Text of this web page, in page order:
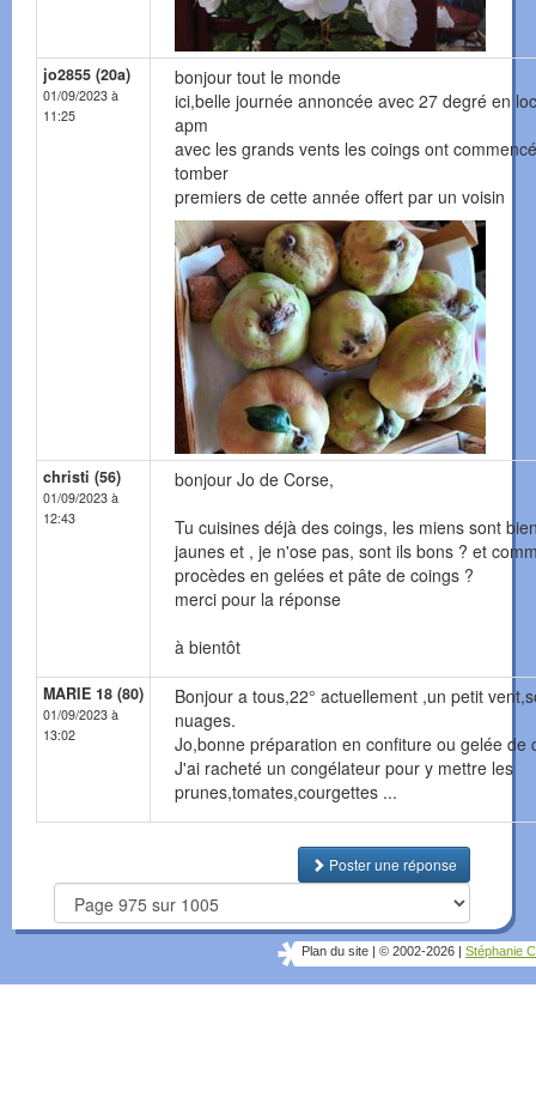
jo2855 (20a)
01/09/2023 à
11:25
bonjour tout le monde
ici,belle journée annoncée avec 27 degré en
apm
avec les grands vents les coings ont
tomber
premiers de cette année offert par un voisin
christi (56)
01/09/2023 à
12:43
bonjour Jo de Corse,
Tu cuisines déjà des coings, les miens sont
jaunes et , je n'ose pas, sont ils bons ? et
procèdes en gelées et pâte de coings ?
merci pour la réponse
à bientôt
MARIE 18 (80)
01/09/2023 à
13:02
Bonjour a tous,22° actuellement ,un petit
nuages.
Jo,bonne préparation en confiture ou gelée de
J'ai racheté un congélateur pour y mettre les
prunes,tomates,courgettes ...
Poster une réponse
Plan du site © 2002-2026 Stéphanie C